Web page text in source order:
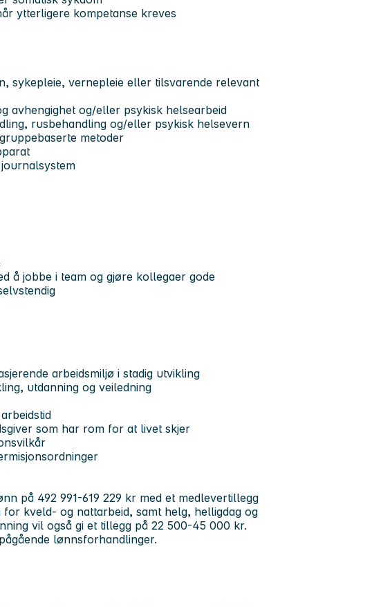
ytterligere kompetanse kreves
sykepleie, vernepleie eller tilsvarende relevant
avhengighet og/eller psykisk helsearbeid
rusbehandling og/eller psykisk helsevern
metoder
å jobbe i team og gjøre kollegaer gode
arbeidsmiljø i stadig utvikling
utdanning og veiledning
som har rom for at livet skjer
på 492 991-619 229 kr med et medlevertillegg
kveld- og nattarbeid, samt helg, helligdag og
vil også gi et tillegg på 22 500-45 000 kr.
lønnsforhandlinger.